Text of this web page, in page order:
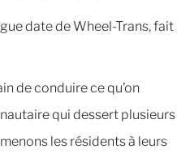
date de Wheel-Trans, fait
de conduire ce qu’on
qui dessert plusieurs
les résidents à leurs